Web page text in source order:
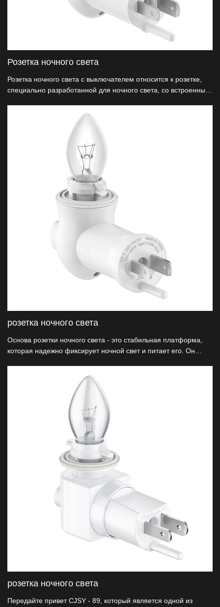
Розетка ночного света
Розетка ночного света с выключателем относится к розетке,
специально разработанной для ночного света, со встроенным
розетка ночного света
Основа розетки ночного света - это стабильная платформа,
которая надежно фиксирует ночной свет и питает его. Он
розетка ночного света
Передайте привет CJSY - 89, который является одной из